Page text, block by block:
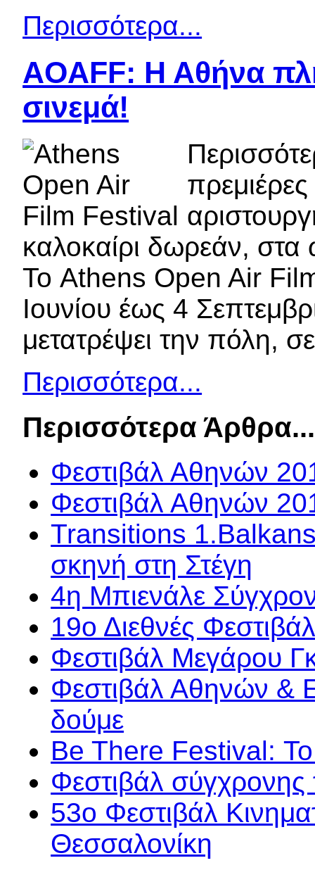
Περισσότερα...
AOAFF: Η Αθήνα
σινεμά!
καλοκαίρι δωρεάν, στα
Το Athens Open Air
Ιουνίου έως 4
μετατρέψει την πόλη,
Περισσότερα...
Περισσότερα Άρθρα...
Φεστιβάλ Αθηνών
Φεστιβάλ Αθηνών
Transitions
σκηνή στη Στέγη
4η Μπιενάλε
19ο Διεθνές
Φεστιβάλ Μεγάρου
Φεστιβάλ Αθηνών &
δούμε
Be There Festival:
Φεστιβάλ
53o Φεστιβάλ
Θεσσαλονίκη